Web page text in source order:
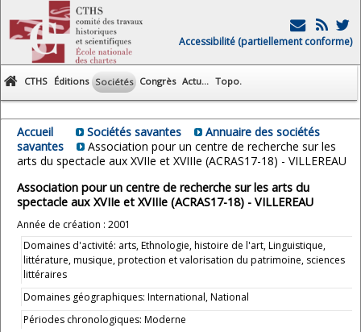
Accessibilité (partiellement conforme)
CTHS Éditions Sociétés Congrès Actu... Topo.
Accueil Sociétés savantes
Annuaire des sociétés
savantes
Association pour un centre de recherche sur les
arts du spectacle aux XVIIe et XVIIIe (ACRAS17-18) - VILLEREAU
Association pour un centre de recherche sur les arts du
spectacle aux XVIIe et XVIIIe (ACRAS17-18) - VILLEREAU
Année de création : 2001
Domaines d'activité: arts, Ethnologie, histoire de l'art, Linguistique,
littérature, musique, protection et valorisation du patrimoine, sciences
littéraires
Domaines géographiques: International, National
Périodes chronologiques: Moderne